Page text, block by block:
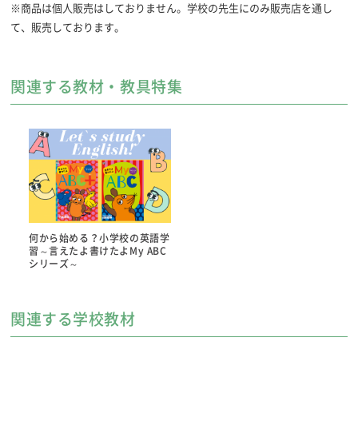
教科書
●大きさ：A4判
●色：オールカラー
●ページ数：48P
発行学年
●５年 ６年
●320円
児童用付属品
※商品は個人販売はしておりません。学校の先生にのみ販売店を通し
て、販売しております。
関連する教材・教具特集
何から始める？小学校の英語学
習～言えたよ書けたよMy ABC
シリーズ～
関連する学校教材